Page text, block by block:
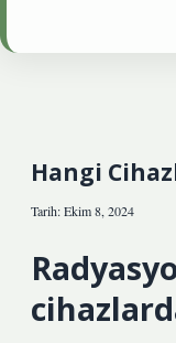
Hangi
Tarih: Ekim 8, 2024